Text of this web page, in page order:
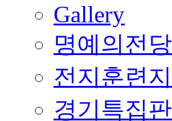
Gallery
명예의전당
전지훈련지
경기특집판